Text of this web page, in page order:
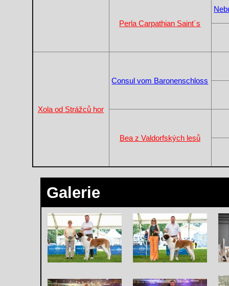
Perla Carpathian Saint´s
Xola od Strážců hor
Consul vom Baronenschloss
Bea z Valdorfských lesů
Galerie